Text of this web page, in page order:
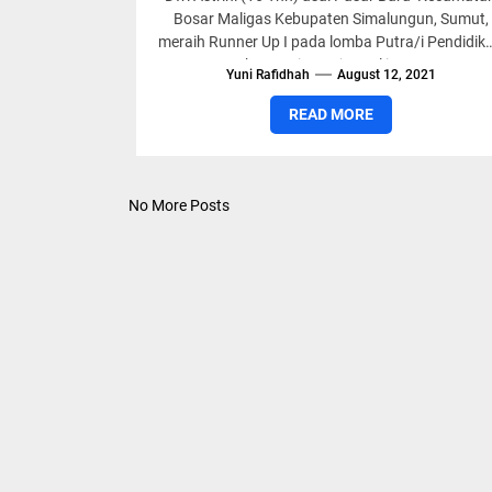
Bosar Maligas Kebupaten Simalungun, Sumut,
meraih Runner Up I pada lomba Putra/i
kategori remaja. Hal itu...
Yuni Rafidhah August 12, 2021
READ MORE
No More Posts